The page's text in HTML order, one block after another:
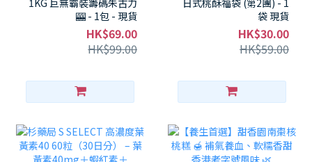
1KG 巨無霸裝籌碼朱古力
🎰 - 1包 - 現貨
HK$69.00
HK$99.00
日式桃酥福袋 (第2團) - 1
袋 現貨
HK$30.00
HK$59.00